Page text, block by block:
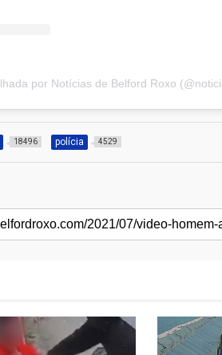
18496 polícia 4529